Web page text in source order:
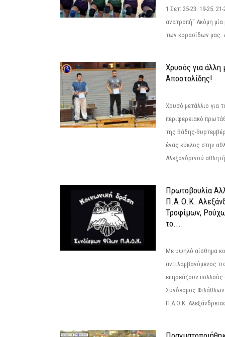
1 Σετ: 25-23. 19-25.
ανατροπή" Ακόμη μία
των κορασίδων μας.
Χρυσός για άλλη
Αποστολίδης!
Χρυσό μετάλλιο για
περιφερειακό
της Βάδης-
ένας κύκλος στην
Αλεξανδρινού
Πρωτοβουλία
Π.Α.Ο.Κ.
Τροφίμων,
το...
Με υψηλό αίσθημα
αντιλαμβανόμενος
επηρεάζουν πολλούς
Σύνδεσμος
Π.Α.Ο.Κ.